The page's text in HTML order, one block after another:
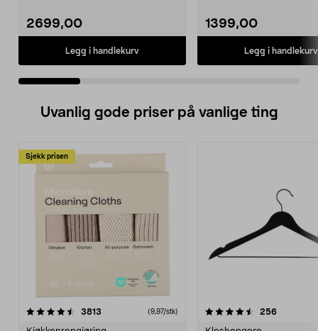
2699,00
Legg i handlekurv
1399,00
Legg i handlekurv
Uvanlig gode priser på vanlige ting
Sjekk prisen
3813 anmeldelser(9,97/stk)
4.5av 5 stjerner 256
4.5av 5 stjerner